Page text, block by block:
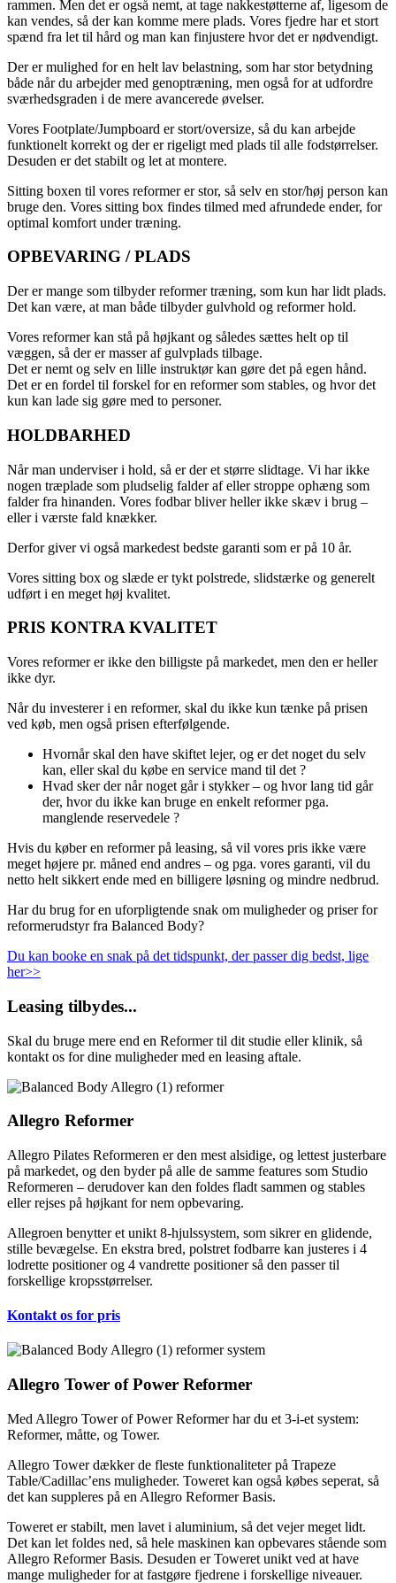
rammen. Men det er også nemt, at tage nakkestøtterne af, ligesom de
kan vendes, så der kan komme mere plads. Vores fjedre har et stort
spænd fra let til hård og man kan finjustere hvor det er nødvendigt.
Der er mulighed for en helt lav belastning, som har stor betydning
både når du arbejder med genoptræning, men også for at udfordre
sværhedsgraden i de mere avancerede øvelser.
Vores Footplate/Jumpboard er stort/oversize, så du kan arbejde
funktionelt korrekt og der er rigeligt med plads til alle fodstørrelser.
Desuden er det stabilt og let at montere.
Sitting boxen til vores reformer er stor, så selv en stor/høj person kan
bruge den. Vores sitting box findes tilmed med afrundede ender, for
optimal komfort under træning.
OPBEVARING / PLADS
Der er mange som tilbyder reformer træning, som kun har lidt plads.
Det kan være, at man både tilbyder gulvhold og reformer hold.
Vores reformer kan stå på højkant og således sættes helt op til
væggen, så der er masser af gulvplads tilbage.
Det er nemt og selv en lille instruktør kan gøre det på egen hånd.
Det er en fordel til forskel for en reformer som stables, og hvor det
kun kan lade sig gøre med to personer.
HOLDBARHED
Når man underviser i hold, så er der et større slidtage. Vi har ikke
nogen træplade som pludselig falder af eller stroppe ophæng som
falder fra hinanden. Vores fodbar bliver heller ikke skæv i brug –
eller i værste fald knækker.
Derfor giver vi også markedest bedste garanti som er på 10 år.
Vores sitting box og slæde er tykt polstrede, slidstærke og generelt
udført i en meget høj kvalitet.
PRIS KONTRA KVALITET
Vores reformer er ikke den billigste på markedet, men den er heller
ikke dyr.
Når du investerer i en reformer, skal du ikke kun tænke på prisen
ved køb, men også prisen efterfølgende.
Hvornår skal den have skiftet lejer, og er det noget du selv
kan, eller skal du købe en service mand til det ?
Hvad sker der når noget går i stykker – og hvor lang tid går
der, hvor du ikke kan bruge en enkelt reformer pga.
manglende reservedele ?
Hvis du køber en reformer på leasing, så vil vores pris ikke være
meget højere pr. måned end andres – og pga. vores garanti, vil du
netto helt sikkert ende med en billigere løsning og mindre nedbrud.
Har du brug for en uforpligtende snak om muligheder og priser for
reformerudstyr fra Balanced Body?
Du kan booke en snak på det tidspunkt, der passer dig bedst, lige
her>>
Leasing tilbydes...
Skal du bruge mere end en Reformer til dit studie eller klinik, så
kontakt os for dine muligheder med en leasing aftale.
Allegro Reformer
Allegro Pilates Reformeren er den mest alsidige, og lettest justerbare
på markedet, og den byder på alle de samme features som Studio
Reformeren – derudover kan den foldes fladt sammen og stables
eller rejses på højkant for nem opbevaring.
Allegroen benytter et unikt 8-hjulssystem, som sikrer en glidende,
stille bevægelse. En ekstra bred, polstret fodbarre kan justeres i 4
lodrette positioner og 4 vandrette positioner så den passer til
forskellige kropsstørrelser.
Kontakt os for pris
Allegro Tower of Power Reformer
Med Allegro Tower of Power Reformer har du et 3-i-et system:
Reformer, måtte, og Tower.
Allegro Tower dækker de fleste funktionaliteter på Trapeze
Table/Cadillac’ens muligheder. Toweret kan også købes seperat, så
det kan suppleres på en Allegro Reformer Basis.
Toweret er stabilt, men lavet i aluminium, så det vejer meget lidt.
Det kan let foldes ned, så hele maskinen kan opbevares stående som
Allegro Reformer Basis. Desuden er Toweret unikt ved at have
mange muligheder for at fastgøre fjedrene i forskellige niveauer.